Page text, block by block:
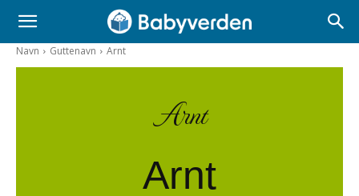
Navn Guttenavn Arnt
Arnt
Arnt